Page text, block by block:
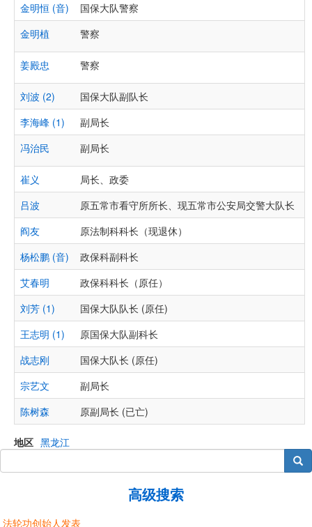
金明恒 (音)
国保大队警察
金明植
警察
姜殿忠 警察
刘波 (2) 国保大队副队长
李海峰 (1)
副局长
冯治民
副局长
崔义 局长、政委
吕波
原五常市看守所所长、现五常市公安局交警大队长
阎友
原法制科科长（现退休）
杨松鹏 (音)
政保科副科长
艾春明
政保科科长（原任）
刘芳 (1)
国保大队队长 (原任)
王志明 (1)
原国保大队副科长
战志刚
国保大队长 (原任)
宗艺文
副局长
陈树森
原副局长 (已亡)
地区 黑龙江
搜索
高级搜索
法轮功创始人发表